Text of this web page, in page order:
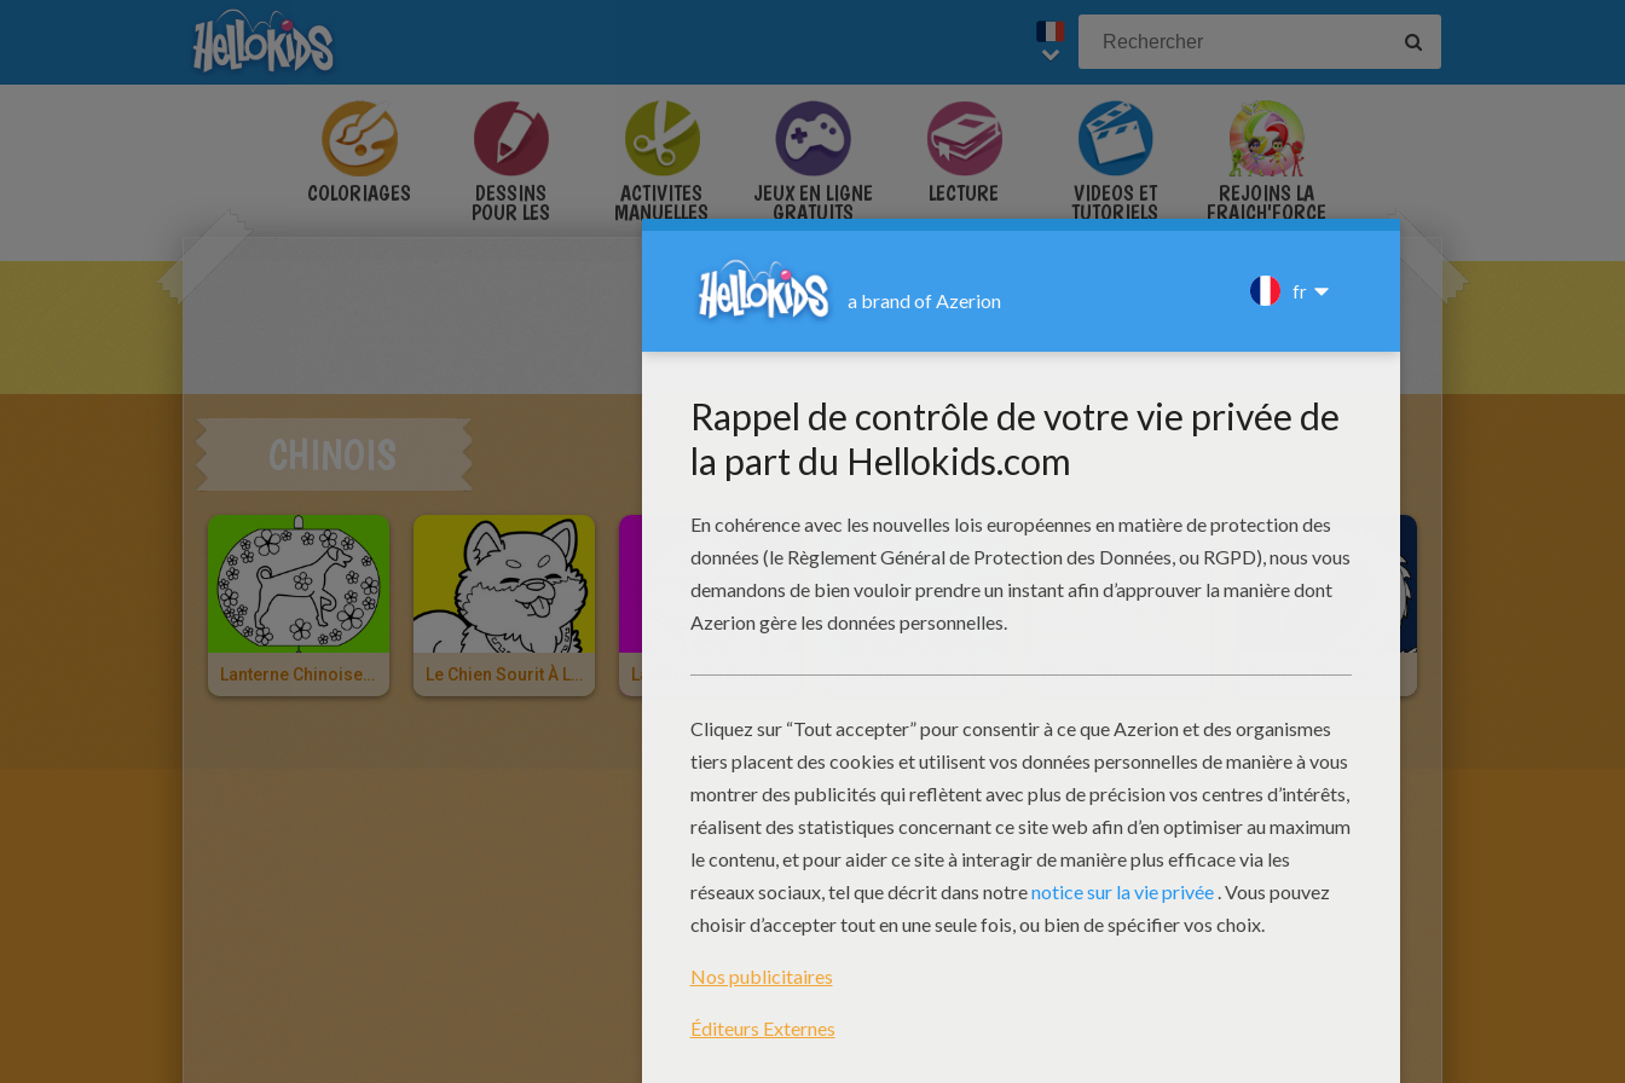
COLORIAGES DESSINS
POUR LES
ACTIVITES
MANUELLES
JEUX EN LIGNE
GRATUITS
LECTURE VIDÉOS ET
TUTORIELS
REJOINS LA
FRAICH'FORCE
CHINOIS
Lanterne Chinoise Chien Pour Le Nouvel An Chinois Le Chien Sourit À La Nouvelle Année La Chien Du Nouvel An Chinois Le Chien Célèbre Le Nouvel An Chinois Prince Chinois Dragon Chinois